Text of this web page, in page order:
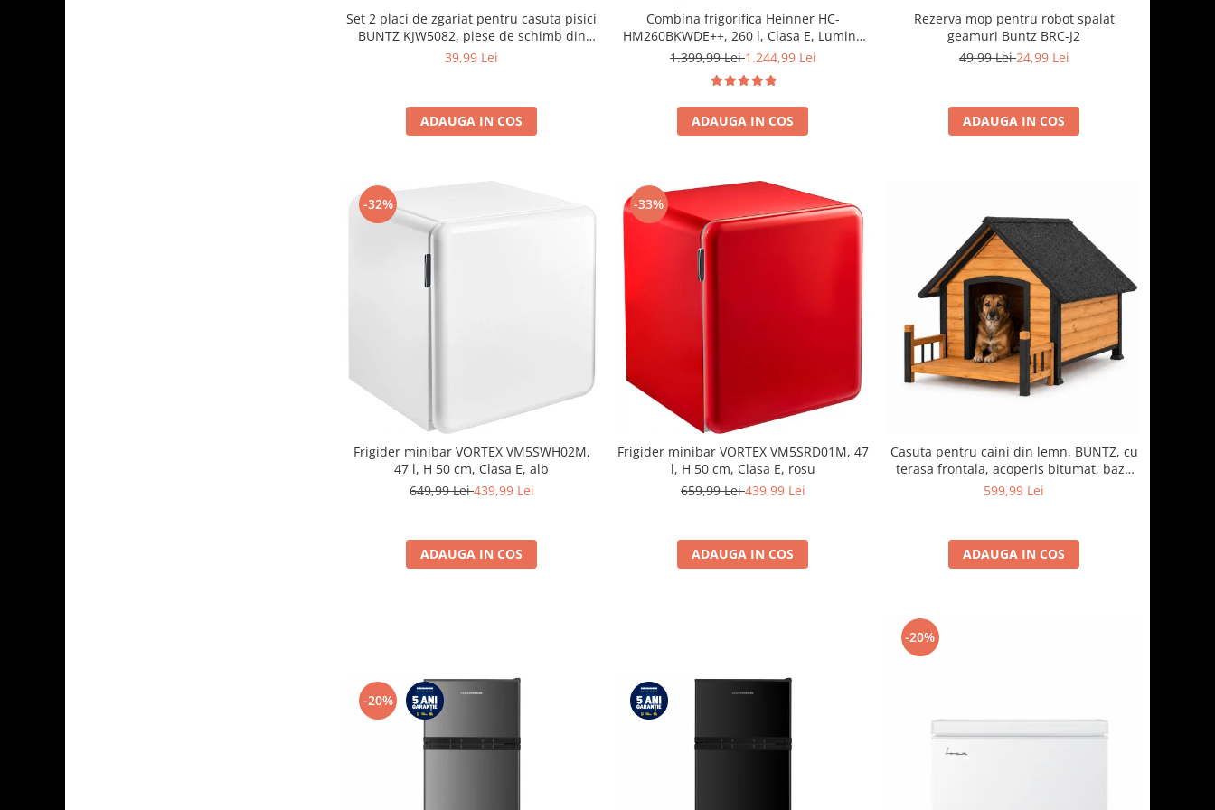
Set 2 placi de zgariat pentru casuta pisici
BUNTZ KJW5082, piese de schimb din
carton rezistent, compatibile cu casuta
39,99 Lei
ADAUGA IN COS
Combina frigorifica Heinner HC-
HM260BKWDE++, 260 l, Clasa E, Lumina
LED, Dozator de apa, Usi reversibile
1.399,99 Lei1.244,99 Lei
ADAUGA IN COS
Rezerva mop pentru robot spalat
geamuri Buntz BRC-J2
49,99 Lei24,99 Lei
ADAUGA IN COS
-32%
Frigider minibar VORTEX VM5SWH02M,
47 l, H 50 cm, Clasa E, alb
649,99 Lei439,99 Lei
ADAUGA IN COS
-33%
Frigider minibar VORTEX VM5SRD01M, 47
l, H 50 cm, Clasa E, rosu
659,99 Lei439,99 Lei
ADAUGA IN COS
Casuta pentru caini din lemn, BUNTZ, cu
terasa frontala, acoperis bitumat, baza
ridicata, pentru talie medie si mare, 93 x
599,99 Lei
ADAUGA IN COS
-20%
-20%